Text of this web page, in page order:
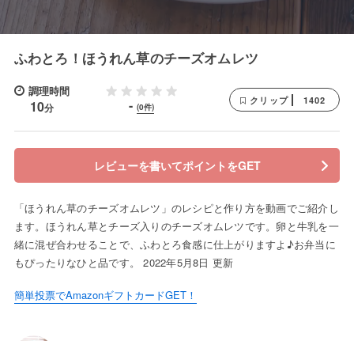
ふわとろ！ほうれん草のチーズオムレツ
調理時間
10分 - (0件)
クリップ 1402
レビューを書いてポイントをGET
「ほうれん草のチーズオムレツ」のレシピと作り方を動画でご紹介し
ます。ほうれん草とチーズ入りのチーズオムレツです。卵と牛乳を一
緒に混ぜ合わせることで、ふわとろ食感に仕上がりますよ♪お弁当に
もぴったりなひと品です。 2022年5月8日 更新
簡単投票でAmazonギフトカードGET！